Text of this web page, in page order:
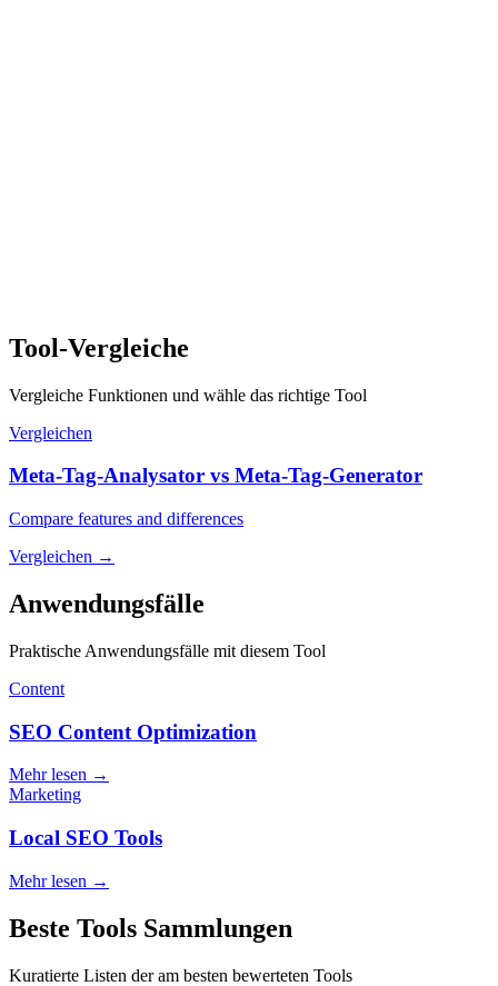
Tool-Vergleiche
Vergleiche Funktionen und wähle das richtige Tool
Vergleichen
Meta-Tag-Analysator vs Meta-Tag-Generator
Compare features and differences
Vergleichen →
Anwendungsfälle
Praktische Anwendungsfälle mit diesem Tool
Content
SEO Content Optimization
Mehr lesen →
Marketing
Local SEO Tools
Mehr lesen →
Beste Tools Sammlungen
Kuratierte Listen der am besten bewerteten Tools